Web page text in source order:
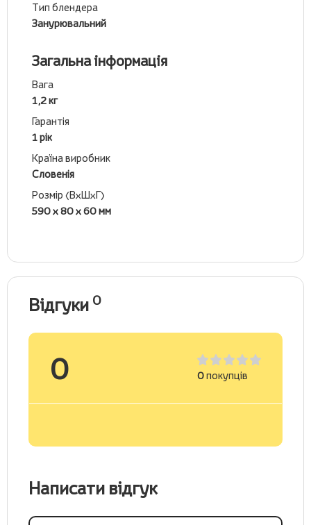
Тип блендера
Занурювальний
Загальна інформація
Вага
1,2 кг
Гарантія
1 рік
Країна виробник
Словенія
Розмір (ВхШхГ)
590 х 80 х 60 мм
Відгуки 0
0 0покупців
Написати відгук